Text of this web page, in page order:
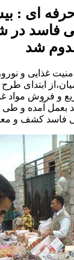
ای : بیش
فاسد در
شد
غذایی و
و فروش مواد
فاسد کشف و